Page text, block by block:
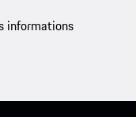
informations